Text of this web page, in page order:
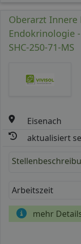
Oberarzt
Endokrinologie
SHC-250-71-MS
Eisenach
aktualisiert
Arbeitszeit
mehr